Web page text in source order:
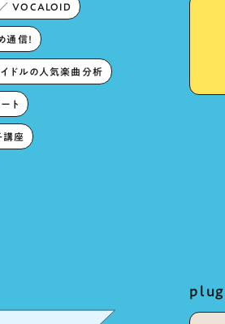
／ VOCALOID
信！
ドルの人気楽曲分析
ト
講座